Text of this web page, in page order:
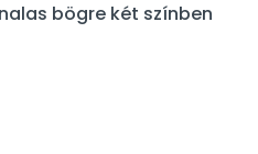
bögre két színben